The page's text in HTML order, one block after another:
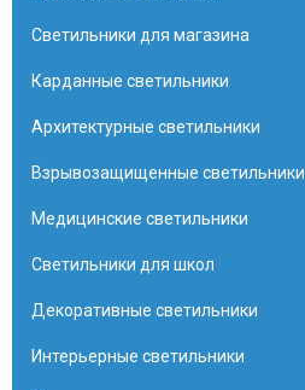
Светильники для магазина
Карданные светильники
Архитектурные светильники
Взрывозащищенные светильники
Медицинские светильники
Светильники для школ
Декоративные светильники
Интерьерные светильники